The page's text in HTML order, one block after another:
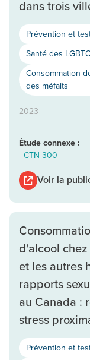
dans trois
Prévention et
Santé des
Consommation
des méfaits
2023
Étude connexe :
CTN 300
Voir la
d'alcool
et les autres
rapports
au Canada :
stress
Prévention et